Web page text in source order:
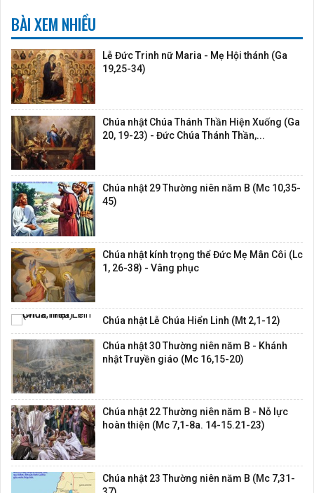
BÀI XEM NHIỀU
Lễ Đức Trinh nữ Maria - Mẹ Hội thánh (Ga
19,25-34)
Chúa nhật Chúa Thánh Thần Hiện Xuống (Ga
20, 19-23) - Đức Chúa Thánh Thần,...
Chúa nhật 29 Thường niên năm B (Mc 10,35-
45)
Chúa nhật kính trọng thể Đức Mẹ Mân Côi (Lc
1, 26-38) - Vâng phục
Chúa nhật Lễ Chúa Hiển Linh (Mt 2,1-12)
Chúa nhật 30 Thường niên năm B - Khánh
nhật Truyền giáo (Mc 16,15-20)
Chúa nhật 22 Thường niên năm B - Nỗ lực
hoàn thiện (Mc 7,1-8a. 14-15.21-23)
Chúa nhật 23 Thường niên năm B (Mc 7,31-